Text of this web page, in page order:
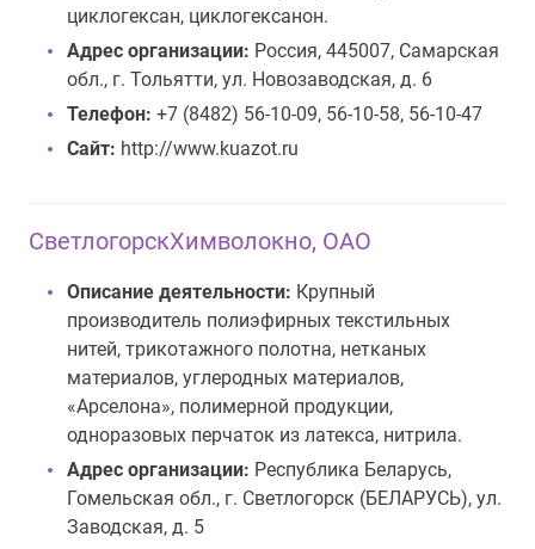
циклогексан, циклогексанон.
Адрес организации: Россия, 445007, Самарская
обл., г. Тольятти, ул. Новозаводская, д. 6
Телефон: +7 (8482) 56-10-09, 56-10-58, 56-10-47
Сайт: http://www.kuazot.ru
СветлогорскХимволокно, ОАО
Описание деятельности: Крупный
производитель полиэфирных текстильных
нитей, трикотажного полотна, нетканых
материалов, углеродных материалов,
«Арселона», полимерной продукции,
одноразовых перчаток из латекса, нитрила.
Адрес организации: Республика Беларусь,
Гомельская обл., г. Светлогорск (БЕЛАРУСЬ), ул.
Заводская, д. 5